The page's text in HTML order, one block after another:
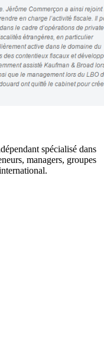
spécialisé dans
managers, groupes